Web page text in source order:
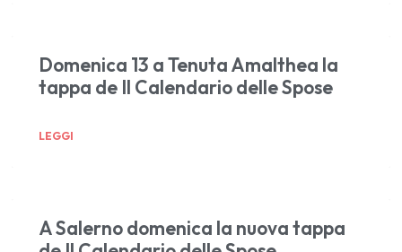
Domenica 13 a Tenuta Amalthea la
tappa de Il Calendario delle Spose
LEGGI
A Salerno domenica la nuova tappa